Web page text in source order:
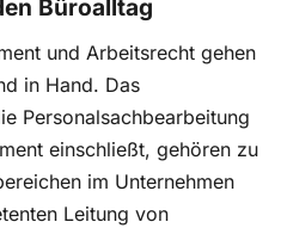
Büroalltag
und Arbeitsrecht gehen
in Hand. Das
Personalsachbearbeitung
einschließt, gehören zu
im Unternehmen
Leitung von